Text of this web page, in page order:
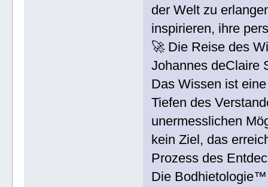
der Welt zu
inspirieren, ihre
🚀 Die Reise des
Johannes
Das Wissen ist
Tiefen des
unermesslichen
kein Ziel, das
Prozess des
Die